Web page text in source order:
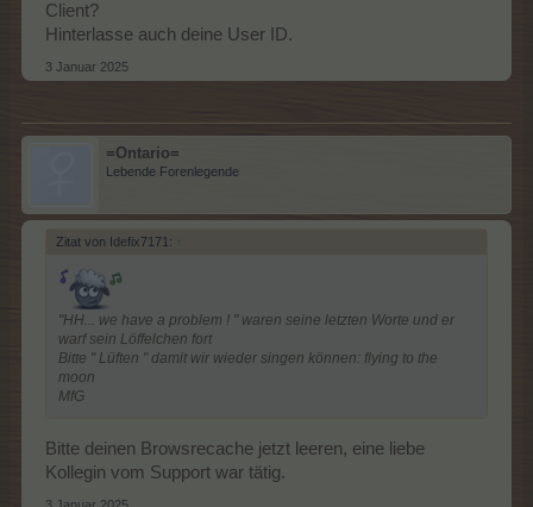
Client?
Hinterlasse auch deine User ID.
3 Januar 2025
=Ontario=
Lebende Forenlegende
Zitat von Idefix7171: ↑
"HH... we have a problem ! " waren seine letzten Worte und er
warf sein Löffelchen fort
Bitte " Lüften " damit wir wieder singen können: flying to the
moon
MfG
Bitte deinen Browsrecache jetzt leeren, eine liebe
Kollegin vom Support war tätig.